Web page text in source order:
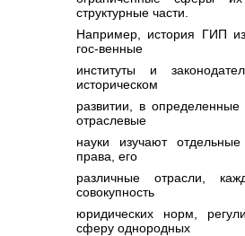
структурные части.
Например, история ГИП
гос-венные
институты и
историческом
развитии, в
отраслевые
науки изучают
права, его
различные отрасли,
совокупность
юридических норм,
сферу однородных